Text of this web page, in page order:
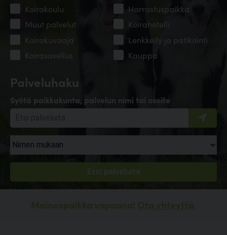
Palveluhaku
Syötä paikkakunta, palvelun nimi tai osoite
Koirakoulu
Harrastuspaikka
Muut palvelut
Koirahotelli
Koirakuvaaja
Lenkkeily ja patikointi
Koirasovellus
Kauppa
Mainospaikka vapaana! Ota yhteyttä.